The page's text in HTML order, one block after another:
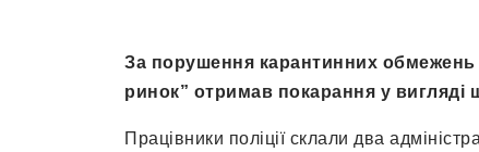
За порушення карантинних
ринок” отримав покарання у вигляді
Працівники поліції склали два